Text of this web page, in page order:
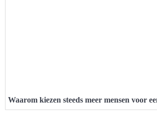
Waarom kiezen steeds meer mensen voor